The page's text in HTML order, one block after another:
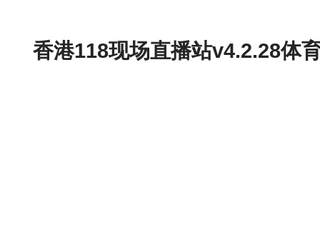
香港118现场直播站v4.2.28体